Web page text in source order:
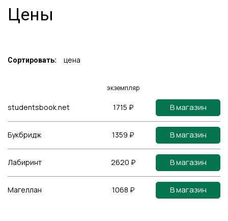
Цены
Сортировать: цена
экземпляр
studentsbook.net 1715 ₽ В магазин
Букбридж 1359 ₽ В магазин
Лабиринт 2620 ₽ В магазин
Магеллан 1068 ₽ В магазин